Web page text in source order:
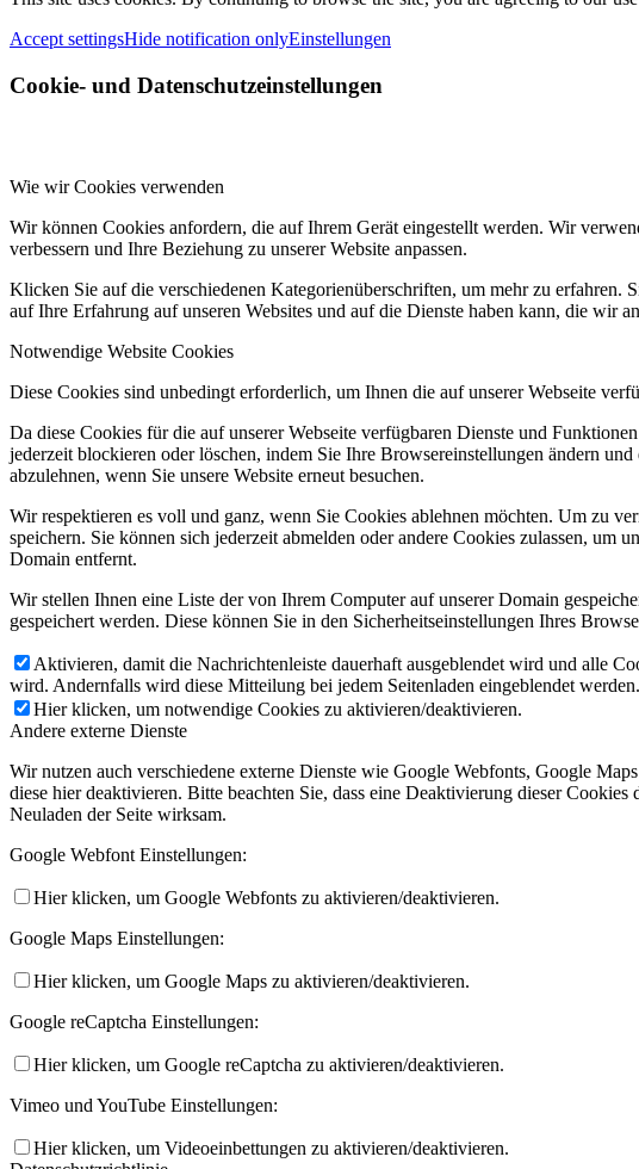
Accept settingsHide notification onlyEinstellungen
Cookie- und Datenschutzeinstellungen
Wie wir Cookies verwenden
Wir können Cookies anfordern, die auf Ihrem Gerät eingestellt werden. Wir
verbessern und Ihre Beziehung zu unserer Website anpassen.
Klicken Sie auf die verschiedenen Kategorienüberschriften, um mehr zu
auf Ihre Erfahrung auf unseren Websites und auf die Dienste haben kann, die wir
Notwendige Website Cookies
Diese Cookies sind unbedingt erforderlich, um Ihnen die auf unserer Webseite
Da diese Cookies für die auf unserer Webseite verfügbaren Dienste und
jederzeit blockieren oder löschen, indem Sie Ihre Browsereinstellungen ändern
abzulehnen, wenn Sie unsere Website erneut besuchen.
Wir respektieren es voll und ganz, wenn Sie Cookies ablehnen möchten. Um zu
speichern. Sie können sich jederzeit abmelden oder andere Cookies zulassen, um
Domain entfernt.
Wir stellen Ihnen eine Liste der von Ihrem Computer auf unserer Domain
gespeichert werden. Diese können Sie in den Sicherheitseinstellungen Ihres
Aktivieren, damit die Nachrichtenleiste dauerhaft ausgeblendet wird und alle
wird. Andernfalls wird diese Mitteilung bei jedem Seitenladen eingeblendet werden.
Hier klicken, um notwendige Cookies zu aktivieren/deaktivieren.
Andere externe Dienste
Wir nutzen auch verschiedene externe Dienste wie Google Webfonts, Google
diese hier deaktivieren. Bitte beachten Sie, dass eine Deaktivierung dieser
Neuladen der Seite wirksam.
Google Webfont Einstellungen:
Hier klicken, um Google Webfonts zu aktivieren/deaktivieren.
Google Maps Einstellungen:
Hier klicken, um Google Maps zu aktivieren/deaktivieren.
Google reCaptcha Einstellungen:
Hier klicken, um Google reCaptcha zu aktivieren/deaktivieren.
Vimeo und YouTube Einstellungen:
Hier klicken, um Videoeinbettungen zu aktivieren/deaktivieren.